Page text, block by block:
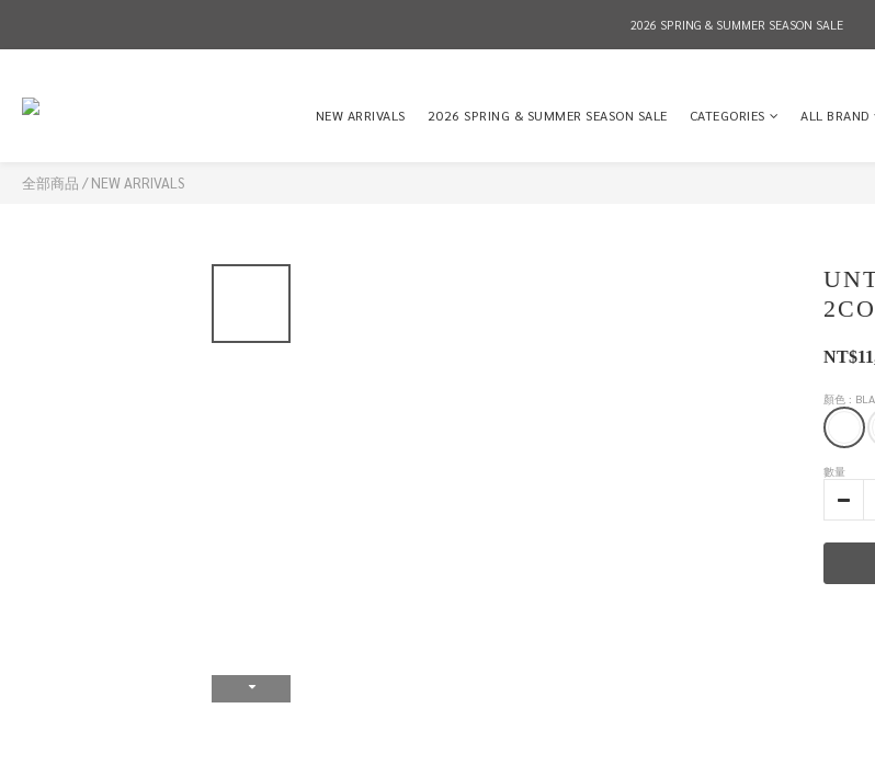
2026 SPRING & SUMMER SEASON SALE
2026 SPRING & SUMMER SEASON SALE
2026 SPRING & SUMMER SEASON SALE
NEW ARRIVALS 2026 SPRING & SUMMER SEASON SALE CATEGORIES ALL BRAND
全部商品 /NEW ARRIVALS
顏色 :
數量